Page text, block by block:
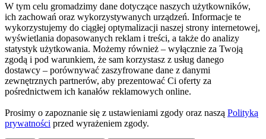
W tym celu gromadzimy dane dotyczące naszych użytkowników,
ich zachowań oraz wykorzystywanych urządzeń. Informacje te
wykorzystujemy do ciągłej optymalizacji naszej strony internetowej,
wyświetlania dopasowanych reklam i treści, a także do analizy
statystyk użytkowania. Możemy również – wyłącznie za Twoją
zgodą i pod warunkiem, że sam korzystasz z usług danego
dostawcy – porównywać zaszyfrowane dane z danymi
zewnętrznych partnerów, aby prezentować Ci oferty za
pośrednictwem ich kanałów reklamowych online.
Prosimy o zapoznanie się z ustawieniami zgody oraz naszą Polityką
prywatności przed wyrażeniem zgody.